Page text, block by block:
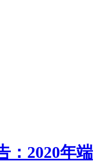
：2020年端